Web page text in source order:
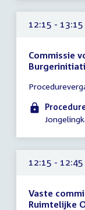
12:15 -
Commissie
vergadering
12:15
-
uur
12:15 -
Vaste
Ruimtelijke